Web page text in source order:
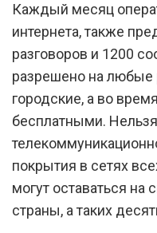
Каждый месяц
интернета, также
разговоров и 1200
разрешено на любые
городские, а во
бесплатными.
покрытия в сетях
могут оставаться на
страны, а таких